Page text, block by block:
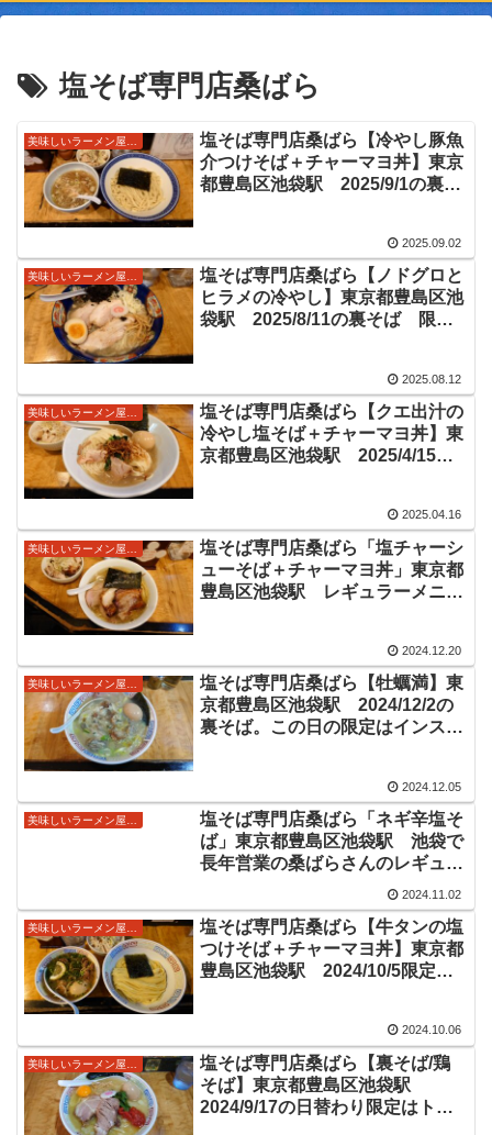
塩そば専門店桑ばら
塩そば専門店桑ばら【冷やし豚魚
介つけそば＋チャーマヨ丼】東京
都豊島区池袋駅 2025/9/1の裏そ
2025.09.02
美味しいラーメン屋さん
塩そば専門店桑ばら【ノドグロと
ヒラメの冷やし】東京都豊島区池
袋駅 2025/8/11の裏そば 限定
2025.08.12
塩そば専門店桑ばら【クエ出汁の
冷やし塩そば＋チャーマヨ丼】東
京都豊島区池袋駅 2025/4/15の
2025.04.16
塩そば専門店桑ばら「塩チャーシ
ューそば＋チャーマヨ丼」東京都
豊島区池袋駅 レギュラーメニュ
2024.12.20
美味しいラーメン屋さん
塩そば専門店桑ばら【牡蠣満】東
京都豊島区池袋駅 2024/12/2の
裏そば。この日の限定はインスパ
2024.12.05
塩そば専門店桑ばら「ネギ辛塩そ
ば」東京都豊島区池袋駅 池袋で
長年営業の桑ばらさんのレギュラ
2024.11.02
塩そば専門店桑ばら【牛タンの塩
つけそば＋チャーマヨ丼】東京都
豊島区池袋駅 2024/10/5限定は
2024.10.06
塩そば専門店桑ばら【裏そば/鶏
そば】東京都豊島区池袋駅
2024/9/17の日替わり限定はトマ